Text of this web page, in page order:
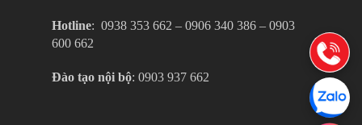
Hotline: ‎ 0938 353 662 – 0906 340 386 – 0903
600 662
Đào tạo nội bộ: 0903 937 662